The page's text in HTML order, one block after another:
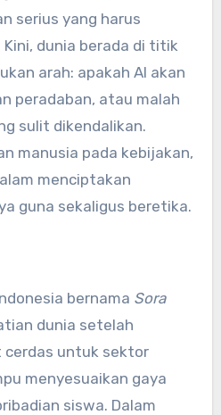
serius yang harus
dunia berada di titik
arah: apakah AI akan
peradaban, atau malah
sulit dikendalikan.
manusia pada kebijakan,
menciptakan
guna sekaligus beretika.
bernama Sora
dunia setelah
untuk sektor
menyesuaikan gaya
siswa. Dalam